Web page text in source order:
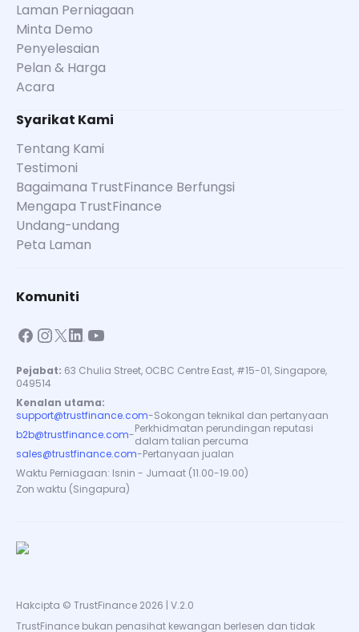
Laman Perniagaan
Minta Demo
Penyelesaian
Pelan & Harga
Acara
Syarikat Kami
Tentang Kami
Testimoni
Bagaimana TrustFinance Berfungsi
Mengapa TrustFinance
Undang-undang
Peta Laman
Komuniti
Pejabat: 63 Chulia Street, OCBC Centre East, #15-01, Singapore,
049514
Kenalan utama:
support@trustfinance.com-Sokongan teknikal dan pertanyaan
b2b@trustfinance.com-Perkhidmatan perundingan reputasi
dalam talian percuma
sales@trustfinance.com-Pertanyaan jualan
Waktu Perniagaan: Isnin - Jumaat (11.00-19.00)
Zon waktu (Singapura)
Hakcipta © TrustFinance 2026 | V.2.0
TrustFinance bukan penasihat kewangan berlesen dan tidak